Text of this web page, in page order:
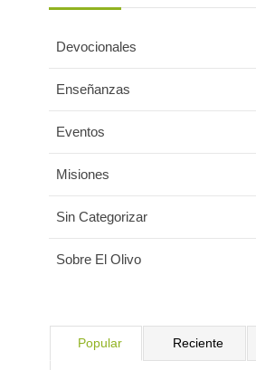
Devocionales
Enseñanzas
Eventos
Misiones
Sin Categorizar
Sobre El Olivo
Popular Reciente